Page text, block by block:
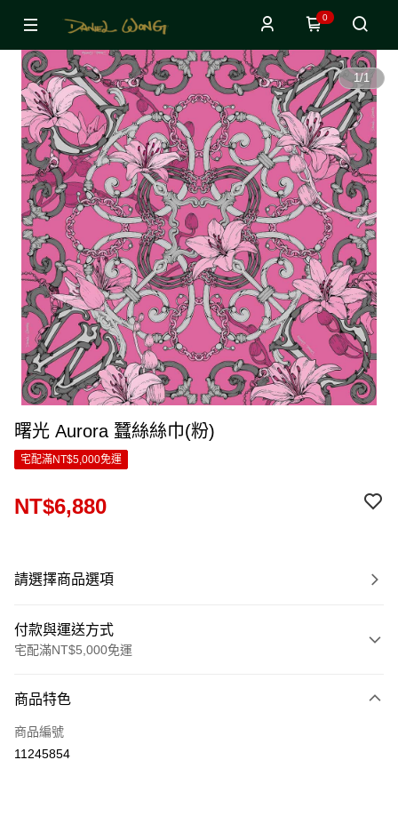
0
1/1
曙光 Aurora 蠶絲絲巾(粉)
宅配滿NT$5,000免運
NT$6,880
請選擇商品選項
付款與運送方式
宅配滿NT$5,000免運
信用卡一次付款
LINE Pay
商品特色
商品編號
11245854